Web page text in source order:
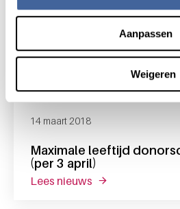
Aanpassen
Weigeren
Maximale leeftijd
(per 3 april)
14 maart 2018
lees nieuws over maximale